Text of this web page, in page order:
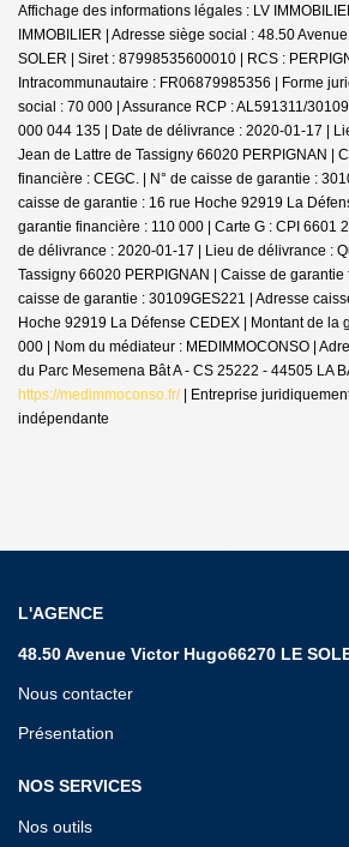
Affichage des informations légales : LV
IMMOBILIER | Adresse siège social : 48.50
SOLER | Siret : 87998535600010 | RCS :
Intracommunautaire : FR06879985356 | Forme
social : 70 000 | Assurance RCP : AL591311/
000 044 135 | Date de délivrance : 2020-01-17 |
Jean de Lattre de Tassigny 66020 PERPIGNAN |
financière : CEGC. | N° de caisse de garantie :
caisse de garantie : 16 rue Hoche 92919 La
garantie financière : 110 000 | Carte G : CPI 6601
de délivrance : 2020-01-17 | Lieu de délivrance :
Tassigny 66020 PERPIGNAN | Caisse de garantie
caisse de garantie : 30109GES221 | Adresse
Hoche 92919 La Défense CEDEX | Montant de la
000 | Nom du médiateur : MEDIMMOCONSO |
du Parc Mesemena Bât A - CS 25222 - 44505 LA
https://medimmoconso.fr/| Entreprise
indépendante
L'AGENCE
48.50 Avenue Victor Hugo66270 LE
Nous contacter
Présentation
NOS SERVICES
Nos outils